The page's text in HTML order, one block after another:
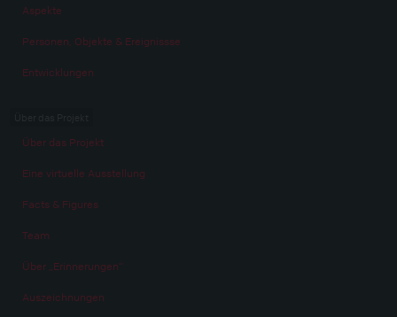
Aspekte
Personen, Objekte & Ereignissse
Entwicklungen
Über das Projekt
Eine virtuelle Ausstellung
Facts & Figures
Team
Über „Erinnerungen“
Auszeichnungen